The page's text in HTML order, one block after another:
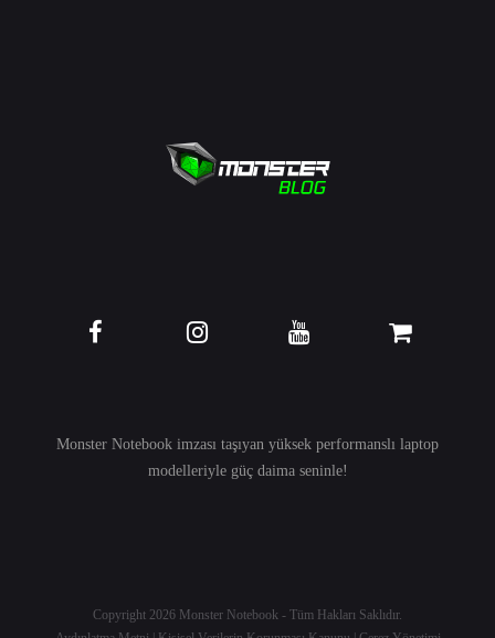
Monster Notebook imzası taşıyan yüksek performanslı laptop
modelleriyle güç daima seninle!
Copyright 2026 Monster Notebook - Tüm Hakları Saklıdır.